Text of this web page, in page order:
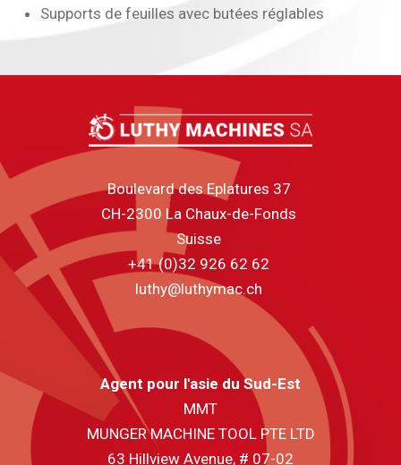
Supports de feuilles avec butées réglables
Boulevard des Eplatures 37
CH-2300 La Chaux-de-Fonds
Suisse
+41 (0)32 926 62 62
luthy@luthymac.ch
Agent pour l'asie du Sud-Est
MMT
MUNGER MACHINE TOOL PTE LTD
63 Hillview Avenue, # 07-02